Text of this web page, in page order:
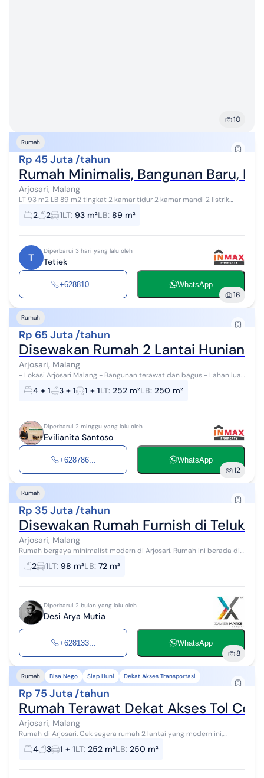
10
Rumah
Rp 45 Juta /tahun
Rumah Minimalis, Bangunan Baru,
Arjosari, Malang
LT 93 m2 LB 89 m2 tingkat 2 kamar tidur 2 kamar mandi 2 listrik
2200 air PDAM garasi 1 hadap timur SHM (roy)
2 2 1LT: 93 m²LB: 89 m²
T
Diperbarui 3 hari yang lalu oleh
Tetiek
+628810... WhatsApp
16
Rumah
Rp 65 Juta /tahun
Disewakan Rumah 2 Lantai Hunian
Arjosari, Malang
- Lokasi Arjosari Malang - Bangunan terawat dan bagus - Lahan luas
- Lingkungan aman - Ada halaman belakang - Dekat fasilitas umum
Info lebih lanj...
4 + 1 3 + 1 1 + 1LT: 252 m²LB: 250 m²
Diperbarui 2 minggu yang lalu oleh
Evilianita Santoso
+628786... WhatsApp
12
Rumah
Rp 35 Juta /tahun
Disewakan Rumah Furnish di Teluk
Arjosari, Malang
Rumah bergaya minimalist modern di Arjosari. Rumah ini berada di
area strategis serta menghadirkan lingkungan fasilitas yang
lengkap, cocok untuk ...
2 1LT: 98 m²LB: 72 m²
Diperbarui 2 bulan yang lalu oleh
Desi Arya Mutia
+628133... WhatsApp
8
Rumah Bisa Nego Siap Huni Dekat Akses Transportasi
Rp 75 Juta /tahun
Rumah Terawat Dekat Akses Tol
Arjosari, Malang
Rumah di Arjosari. Cek segera rumah 2 lantai yang modern ini,
disewakan dengan pemandangan indah yang menambah nilai
estetika di lingkungan hunia...
4 3 1 + 1LT: 252 m²LB: 250 m²